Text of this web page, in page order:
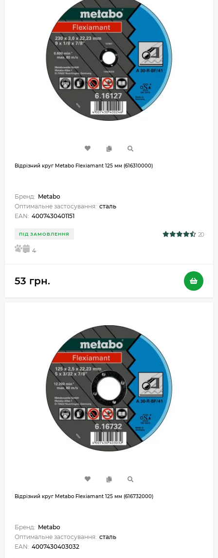
Відрізний круг Metabo Flexiamant 125 мм (616310000)
Бренд: Metabo
Оптимальне застосування: сталь
EAN: 4007430401151
ПІД ЗАМОВЛЕННЯ 20
5 4
53 грн.
Відрізний круг Metabo Flexiamant 125 мм (616732000)
Бренд: Metabo
Оптимальне застосування: сталь
EAN: 4007430403032